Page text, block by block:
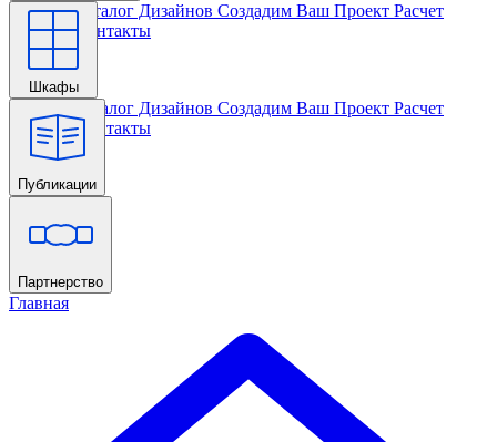
Главная Каталог Дизайнов Создадим Ваш Проект Расчет
Проекта
Контакты
Шкафы
Главная Каталог Дизайнов Создадим Ваш Проект Расчет
Проекта Контакты
Публикации
Главная
Партнерство
Главная